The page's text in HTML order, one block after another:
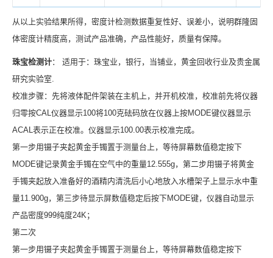
从以上实验结果所得，密度计检测数据重复性好、误差小，说明群隆固
体密度计精度高，测试产品准确，产品性能好，质量有保障。
珠宝检测计： 适用于：珠宝业，银行，当铺业，黄金回收行业及贵金属
研究实验室.
校准步骤：先将液体配件架装在主机上，并开机校准，校准前先将仪器
归零按CAL仪器显示100将100克砝码放在仪器上按MODE键仪器显示
ACAL表示正在校准。仪器显示100.00表示校准完成。
第一步用镊子夹起黄金手镯置于测量台上，等待屏幕数值稳定按下
MODE键记录黄金手镯在空气中的重量12.555g，第二步用镊子将黄金
手镯夹起放入准备好的酒精内清洗后小心地放入水槽架子上显示水中重
量11.900g，第三步待显示屏数值稳定后按下MODE键，仪器自动显示
产品密度999纯度24K；
第二次
第一步用镊子夹起黄金手镯置于测量台上，等待屏幕数值稳定按下